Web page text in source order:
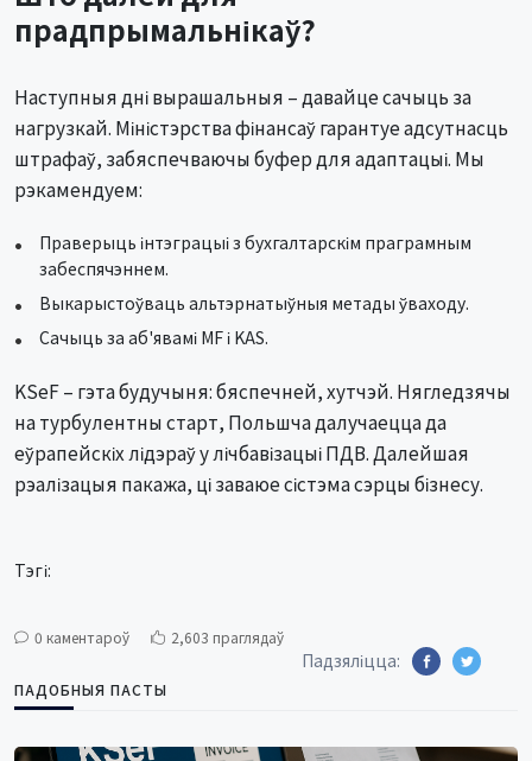
прадпрымальнікаў?
Наступныя дні вырашальныя – давайце сачыць за
нагрузкай. Міністэрства фінансаў гарантуе адсутнасць
штрафаў, забяспечваючы буфер для адаптацыі. Мы
рэкамендуем:
Праверыць інтэграцыі з бухгалтарскім праграмным
забеспячэннем.
Выкарыстоўваць альтэрнатыўныя метады ўваходу.
Сачыць за аб'явамі MF і KAS.
KSeF – гэта будучыня: бяспечней, хутчэй. Нягледзячы
на турбулентны старт, Польшча далучаецца да
еўрапейскіх лідэраў у лічбавізацыі ПДВ. Далейшая
рэалізацыя пакажа, ці заваюе сістэма сэрцы бізнесу.
Тэгі:
0 каментароў 2,603 праглядаў
Падзяліцца:
ПАДОБНЫЯ ПАСТЫ